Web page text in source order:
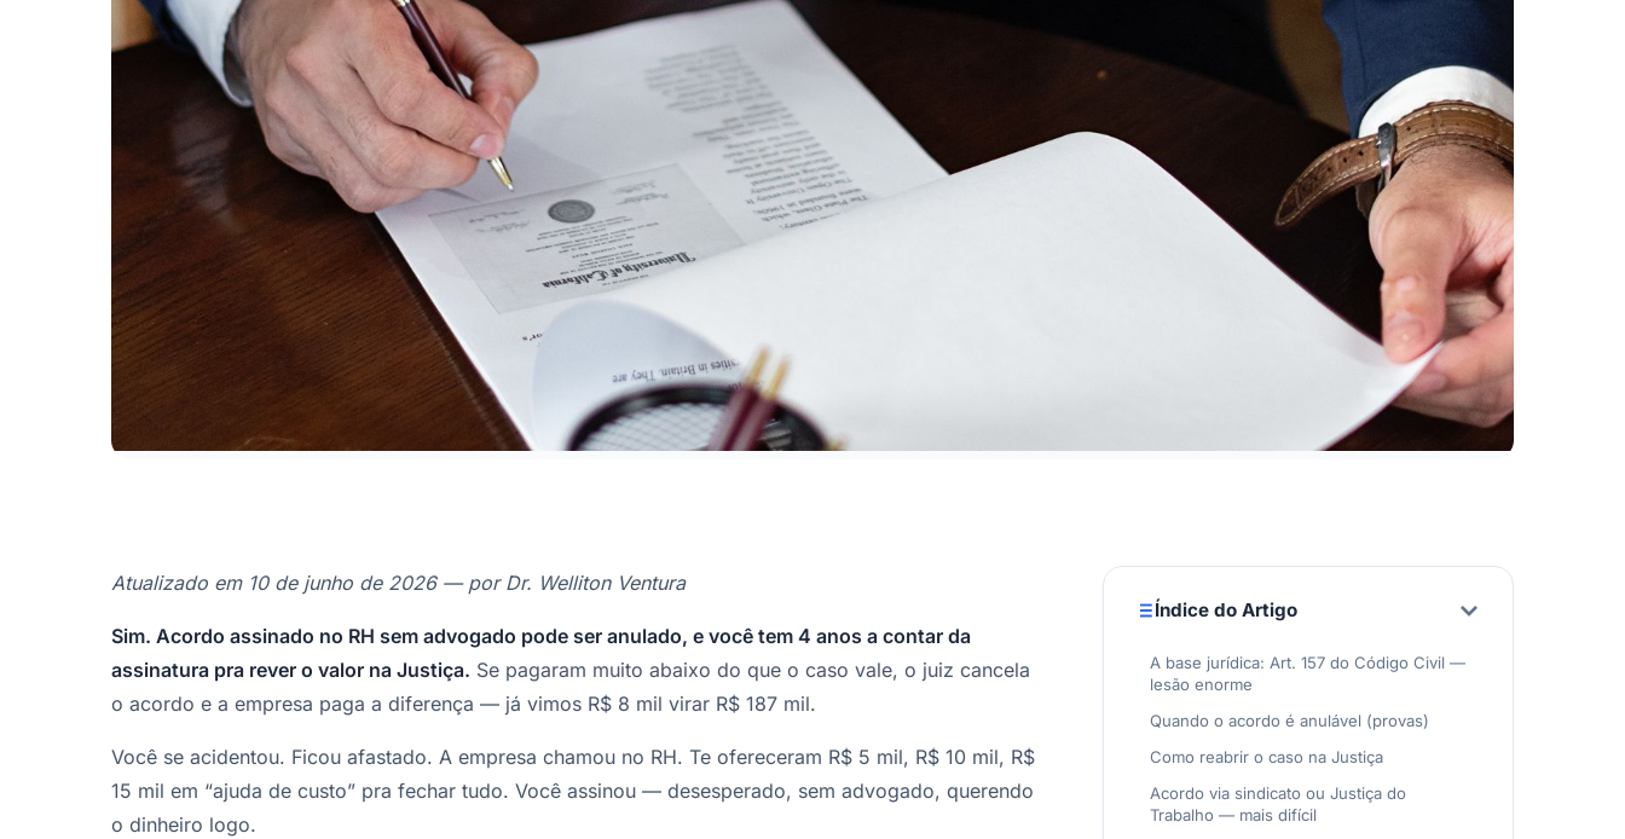
Atualizado em 10 de junho de 2026 — por Dr. Welliton Ventura
Sim. Acordo assinado no RH sem advogado pode ser anulado, e você tem 4 anos a contar da
assinatura pra rever o valor na Justiça. Se pagaram muito abaixo do que o caso vale, o juiz cancela
o acordo e a empresa paga a diferença — já vimos R$ 8 mil virar R$ 187 mil.
Você se acidentou. Ficou afastado. A empresa chamou no RH. Te ofereceram R$ 5 mil, R$ 10 mil, R$
15 mil em “ajuda de custo” pra fechar tudo. Você assinou — desesperado, sem advogado, querendo
o dinheiro logo.
Índice do Artigo
A base jurídica: Art. 157 do Código Civil —
lesão enorme
Quando o acordo é anulável (provas)
Como reabrir o caso na Justiça
Acordo via sindicato ou Justiça do
Trabalho — mais difícil